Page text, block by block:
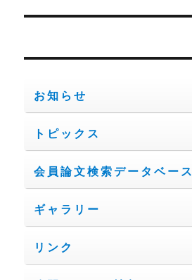
ー
ン
投
お知らせ
トピックス
会員論文検索データベース
ギャラリー
リンク